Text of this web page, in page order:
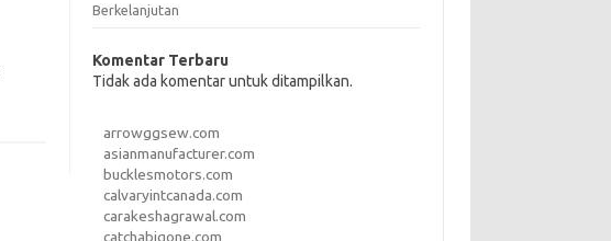
Berkelanjutan
Komentar Terbaru
Tidak ada komentar untuk ditampilkan.
arrowggsew.com
asianmanufacturer.com
bucklesmotors.com
calvaryintcanada.com
carakeshagrawal.com
catchabigone.com